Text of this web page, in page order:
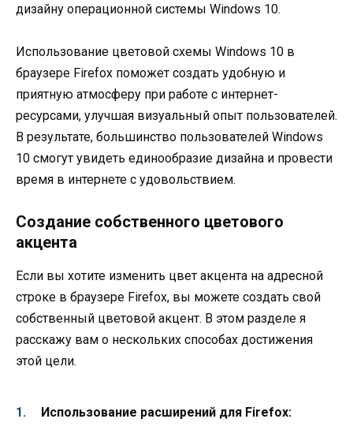
дизайну операционной системы Windows 10.
Использование цветовой схемы Windows 10 в
браузере Firefox поможет создать удобную и
приятную атмосферу при работе с интернет-
ресурсами, улучшая визуальный опыт пользователей.
В результате, большинство пользователей Windows
10 смогут увидеть единообразие дизайна и провести
время в интернете с удовольствием.
Создание собственного цветового
акцента
Если вы хотите изменить цвет акцента на адресной
строке в браузере Firefox, вы можете создать свой
собственный цветовой акцент. В этом разделе я
расскажу вам о нескольких способах достижения
этой цели.
Использование расширений для Firefox: